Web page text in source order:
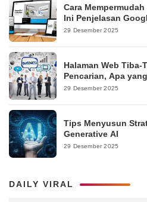
Cara
Ini Penjelasan
29 Desember 2025
Halaman Web
Pencarian, Apa
29 Desember 2025
Tips Menyusun
Generative AI
29 Desember 2025
DAILY VIRAL